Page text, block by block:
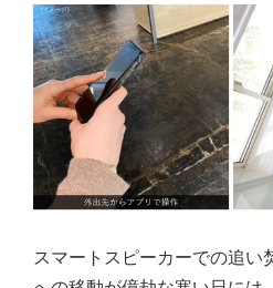
スマートスピーカーでの追い